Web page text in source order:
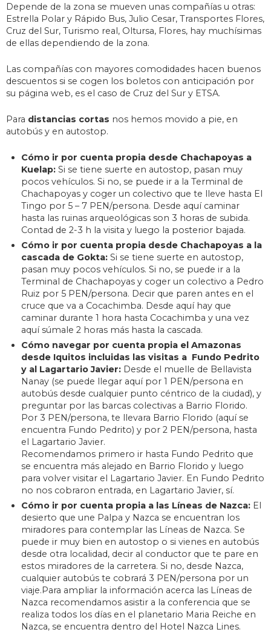
Depende de la zona se mueven unas compañías u otras:
Estrella Polar y Rápido Bus, Julio Cesar, Transportes Flores,
Cruz del Sur, Turismo real, Oltursa, Flores, hay muchísimas
de ellas dependiendo de la zona.
Las compañías con mayores comodidades hacen buenos
descuentos si se cogen los boletos con anticipación por
su página web, es el caso de Cruz del Sur y ETSA.
Para distancias cortas nos hemos movido a pie, en
autobús y en autostop.
Cómo ir por cuenta propia desde Chachapoyas a
Kuelap: Si se tiene suerte en autostop, pasan muy
pocos vehículos. Si no, se puede ir a la Terminal de
Chachapoyas y coger un colectivo que te lleve hasta El
Tingo por 5 – 7 PEN/persona. Desde aquí caminar
hasta las ruinas arqueológicas son 3 horas de subida.
Contad de 2-3 h la visita y luego la posterior bajada.
Cómo ir por cuenta propia desde Chachapoyas a la
cascada de Gokta: Si se tiene suerte en autostop,
pasan muy pocos vehículos. Si no, se puede ir a la
Terminal de Chachapoyas y coger un colectivo a Pedro
Ruiz por 5 PEN/persona. Decir que paren antes en el
cruce que va a Cocachimba. Desde aquí hay que
caminar durante 1 hora hasta Cocachimba y una vez
aquí súmale 2 horas más hasta la cascada.
Cómo navegar por cuenta propia el Amazonas
desde Iquitos incluidas las visitas a Fundo Pedrito
y al Lagartario Javier: Desde el muelle de Bellavista
Nanay (se puede llegar aquí por 1 PEN/persona en
autobús desde cualquier punto céntrico de la ciudad), y
preguntar por las barcas colectivas a Barrio Florido.
Por 3 PEN/persona, te llevara Barrio Florido (aquí se
encuentra Fundo Pedrito) y por 2 PEN/persona, hasta
el Lagartario Javier.
Recomendamos primero ir hasta Fundo Pedrito que
se encuentra más alejado en Barrio Florido y luego
para volver visitar el Lagartario Javier. En Fundo Pedrito
no nos cobraron entrada, en Lagartario Javier, sí.
Cómo ir por cuenta propia a las Líneas de Nazca: El
desierto que une Palpa y Nazca se encuentran los
miradores para contemplar las Líneas de Nazca. Se
puede ir muy bien en autostop o si vienes en autobús
desde otra localidad, decir al conductor que te pare en
estos miradores de la carretera. Si no, desde Nazca,
cualquier autobús te cobrará 3 PEN/persona por un
viaje.Para ampliar la información acerca las Líneas de
Nazca recomendamos asistir a la conferencia que se
realiza todos los días en el planetario Maria Reiche en
Nazca, se encuentra dentro del Hotel Nazca Lines.